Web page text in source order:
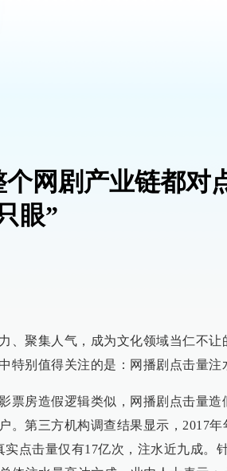
个网剧产业链都对
眼”
、聚集人气，成为文化领域当仁不让
特别值得关注的是：网播剧点击量注
票房造假逻辑类似，网播剧点击量造
。第三方机构调查结果显示，2017
点击量仅有17亿次，注水近九成。